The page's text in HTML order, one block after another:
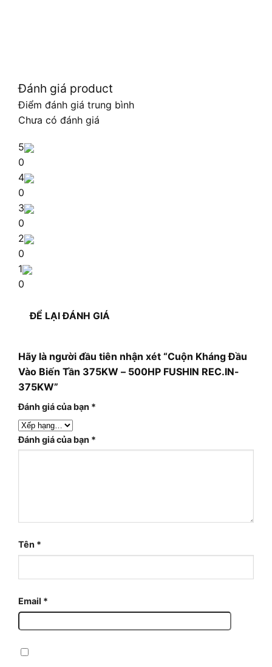
Đánh giá product
Điểm đánh giá trung bình
Chưa có đánh giá
5
0
4
0
3
0
2
0
1
0
ĐỂ LẠI ĐÁNH GIÁ
Hãy là người đầu tiên nhận xét “Cuộn Kháng Đầu
Vào Biến Tần 375KW – 500HP FUSHIN REC.IN-
375KW”
Đánh giá của bạn *
Đánh giá của bạn *
Tên *
Email *